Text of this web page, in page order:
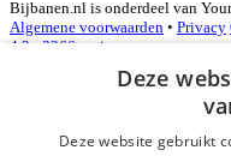
Bijbanen.nl is onderdeel van
Algemene voorwaarden • Privacy
4.3 - 3366 reviews
Inloggen als bedrijf
Deze
Deze website gebruikt